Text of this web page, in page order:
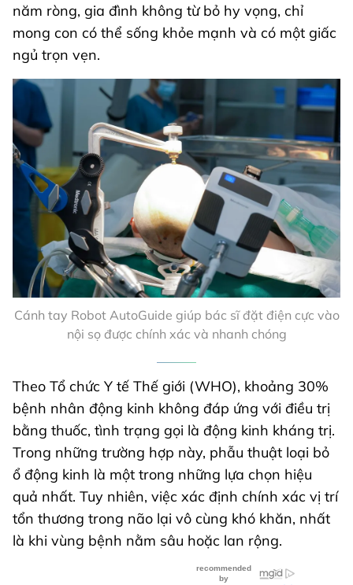
năm ròng, gia đình không từ bỏ hy vọng, chỉ
mong con có thể sống khỏe mạnh và có một giấc
ngủ trọn vẹn.
Cánh tay Robot AutoGuide giúp bác sĩ đặt điện cực vào
nội sọ được chính xác và nhanh chóng
Theo Tổ chức Y tế Thế giới (WHO), khoảng 30%
bệnh nhân động kinh không đáp ứng với điều trị
bằng thuốc, tình trạng gọi là động kinh kháng trị.
Trong những trường hợp này, phẫu thuật loại bỏ
ổ động kinh là một trong những lựa chọn hiệu
quả nhất. Tuy nhiên, việc xác định chính xác vị trí
tổn thương trong não lại vô cùng khó khăn, nhất
là khi vùng bệnh nằm sâu hoặc lan rộng.